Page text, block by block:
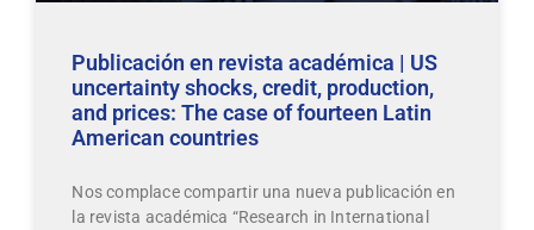
Publicación en revista académica | US
uncertainty shocks, credit, production,
and prices: The case of fourteen Latin
American countries
Nos complace compartir una nueva publicación en
la revista académica “Research in International